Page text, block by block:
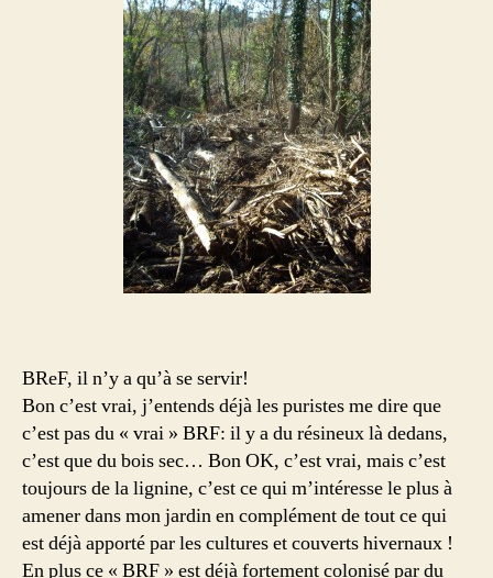
BReF, il n’y a qu’à se servir!
Bon c’est vrai, j’entends déjà les puristes me dire que
c’est pas du « vrai » BRF: il y a du résineux là dedans,
c’est que du bois sec… Bon OK, c’est vrai, mais c’est
toujours de la lignine, c’est ce qui m’intéresse le plus à
amener dans mon jardin en complément de tout ce qui
est déjà apporté par les cultures et couverts hivernaux !
En plus ce « BRF » est déjà fortement colonisé par du